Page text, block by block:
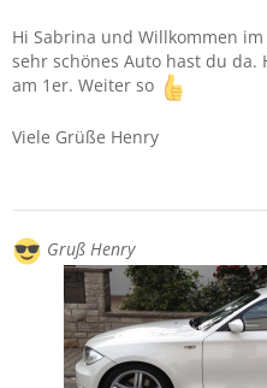
Hi Sabrina und Willkommen
sehr schönes Auto hast du
am 1er. Weiter so
Viele Grüße Henry
Gruß Henry